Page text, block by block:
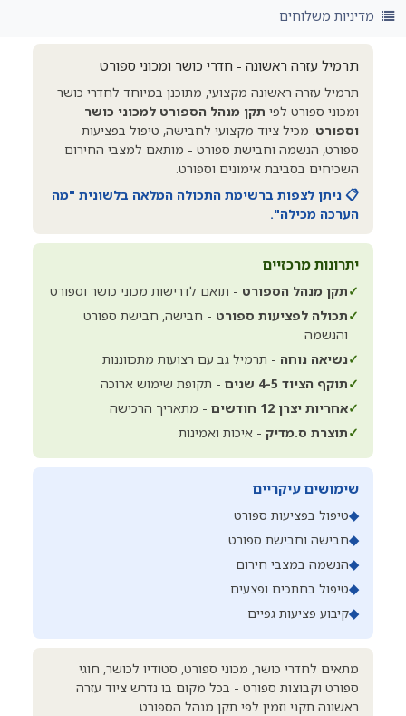
מדיניות משלוחים
תרמיל עזרה ראשונה - חדרי כושר ומכוני ספורט
תרמיל עזרה ראשונה מקצועי, מתוכנן במיוחד לחדרי כושר
ומכוני ספורט לפי תקן מנהל הספורט למכוני כושר
וספורט. מכיל ציוד מקצועי לחבישה, טיפול בפציעות
ספורט, הנשמה וחבישת ספורט - מותאם למצבי החירום
השכיחים בסביבת אימונים וספורט.
📋 ניתן לצפות ברשימת התכולה המלאה בלשונית "מה
הערכה מכילה".
יתרונות מרכזיים
✓תקן מנהל הספורט - תואם לדרישות מכוני כושר וספורט
✓תכולה לפציעות ספורט - חבישה, חבישת ספורט
והנשמה
✓נשיאה נוחה - תרמיל גב עם רצועות מתכווננות
✓תוקף הציוד 4-5 שנים
- תקופת שימוש ארוכה
✓אחריות יצרן 12 חודשים
- מתאריך הרכישה
✓תוצרת ס.מדיק- איכות ואמינות
שימושים עיקריים
◆טיפול בפציעות ספורט
◆חבישה וחבישת ספורט
◆הנשמה במצבי חירום
◆טיפול בחתכים ופצעים
◆קיבוע פציעות גפיים
מתאים לחדרי כושר, מכוני ספורט, סטודיו לכושר, חוגי
ספורט וקבוצות ספורט - בכל מקום בו נדרש ציוד עזרה
ראשונה תקני וזמין לפי תקן מנהל הספורט.